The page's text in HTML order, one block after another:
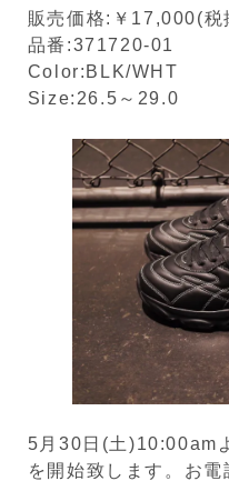
販売価格:￥17,000(税
品番:371720-01
Color:BLK/WHT
Size:26.5～29.0
5月30日(土)10:00am
を開始致します。お